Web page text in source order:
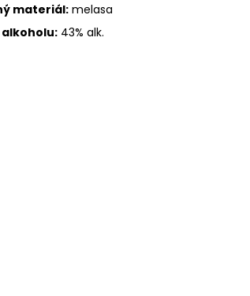
materiál:melasa
alkoholu: 43% alk.